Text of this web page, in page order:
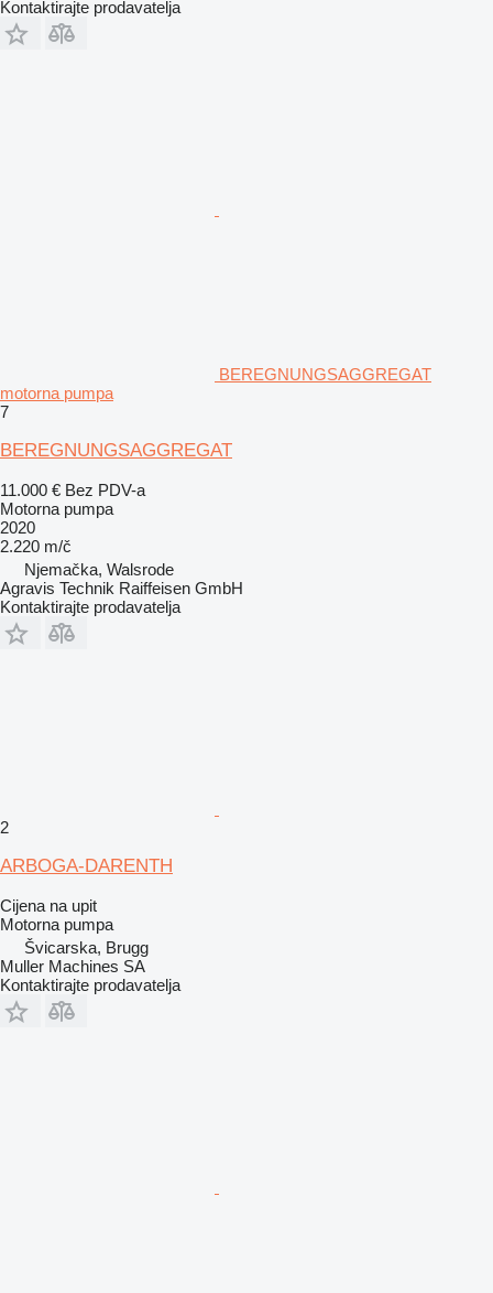
Kontaktirajte prodavatelja
BEREGNUNGSAGGREGAT
motorna pumpa
7
BEREGNUNGSAGGREGAT
11.000 € Bez PDV-a
Motorna pumpa
2020
2.220 m/č
Njemačka, Walsrode
Agravis Technik Raiffeisen GmbH
Kontaktirajte prodavatelja
2
ARBOGA-DARENTH
Cijena na upit
Motorna pumpa
Švicarska, Brugg
Muller Machines SA
Kontaktirajte prodavatelja